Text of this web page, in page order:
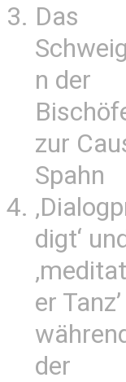
Das
n der
zur
Spahn
digt‘
er Tanz’
der